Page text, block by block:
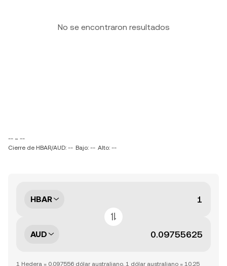
No se encontraron resultados
-- ~ --
Cierre de HBAR/AUD: -- Bajo: -- Alto: --
HBAR
AUD
1 Hedera = 0.097556 dólar australiano, 1 dólar australiano = 10.25